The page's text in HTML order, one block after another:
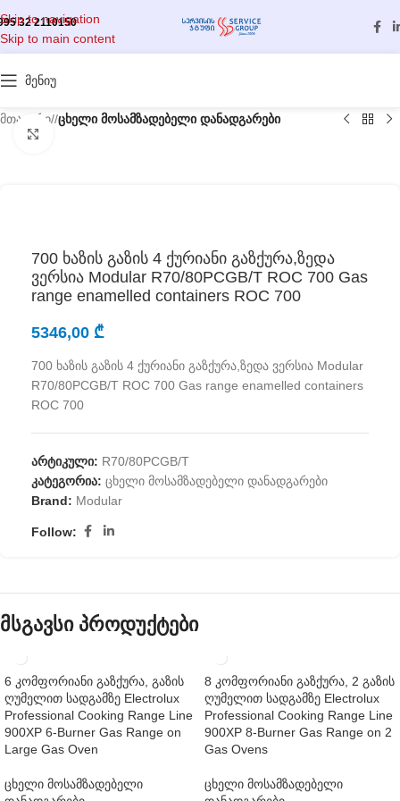
Skip to navigation
Skip to main content
32 2110150
მენიუ
მთავარი/ ცხელი მოსამზადებელი დანადგარები
700 ხაზის გაზის 4 ქურიანი გაზქურა,ზედა
ვერსია Modular R70/80PCGB/T ROC 700 Gas
range enamelled containers ROC 700
5346,00 ₾
700 ხაზის გაზის 4 ქურიანი გაზქურა,ზედა ვერსია Modular
R70/80PCGB/T ROC 700 Gas range enamelled containers
ROC 700
არტიკული: R70/80PCGB/T
კატეგორია: ცხელი მოსამზადებელი დანადგარები
Brand: Modular
Follow:
მსგავსი პროდუქტები
6 კომფორიანი გაზქურა, გაზის
ღუმელით სადგამზე Electrolux
Professional Cooking Range Line
900XP 6-Burner Gas Range on
Large Gas Oven
ცხელი მოსამზადებელი
8 კომფორიანი გაზქურა, 2 გაზის
ღუმელით სადგამზე Electrolux
Professional Cooking Range Line
900XP 8-Burner Gas Range on 2
Gas Ovens
ცხელი მოსამზადებელი